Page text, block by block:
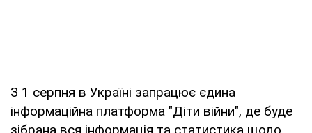
З 1 серпня в Україні запрацює єдина
інформаційна платформа "Діти війни", де буде